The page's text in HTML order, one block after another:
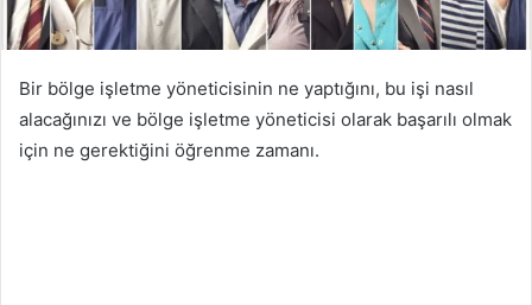
Bir bölge işletme yöneticisinin ne yaptığını, bu işi nasıl
alacağınızı ve bölge işletme yöneticisi olarak başarılı olmak
için ne gerektiğini öğrenme zamanı.